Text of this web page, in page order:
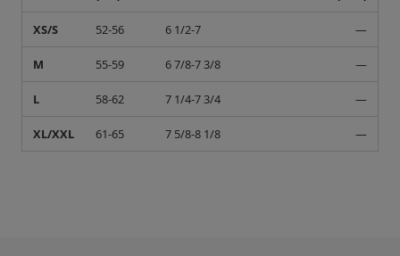
XS/S 52-56 6 1/2-7 —
M 55-59 6 7/8-7 3/8 —
L 58-62 7 1/4-7 3/4 —
XL/XXL 61-65 7 5/8-8 1/8 —